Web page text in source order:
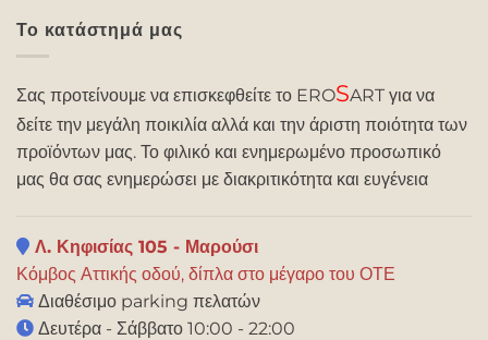
Το κατάστημά μας
Σας προτείνουμε να επισκεφθείτε το EROSART για να
δείτε την μεγάλη ποικιλία αλλά και την άριστη ποιότητα των
προϊόντων μας. Το φιλικό και ενημερωμένο προσωπικό
μας θα σας ενημερώσει με διακριτικότητα και ευγένεια
Λ. Κηφισίας 105 - Μαρούσι
Κόμβος Αττικής οδού, δίπλα στο μέγαρο του ΟΤΕ
Διαθέσιμο parking πελατών
Δευτέρα - Σάββατο 10:00 - 22:00